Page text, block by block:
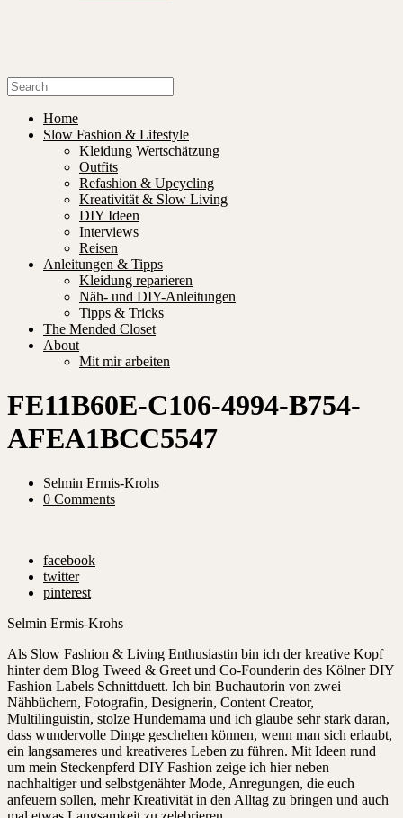
Home
Slow Fashion & Lifestyle
Kleidung Wertschätzung
Outfits
Refashion & Upcycling
Kreativität & Slow Living
DIY Ideen
Interviews
Reisen
Anleitungen & Tipps
Kleidung reparieren
Näh- und DIY-Anleitungen
Tipps & Tricks
The Mended Closet
About
Mit mir arbeiten
FE11B60E-C106-4994-B754-
AFEA1BCC5547
Selmin Ermis-Krohs
0 Comments
facebook
twitter
pinterest
Selmin Ermis-Krohs
Als Slow Fashion & Living Enthusiastin bin ich der kreative Kopf
hinter dem Blog Tweed & Greet und Co-Founderin des Kölner DIY
Fashion Labels Schnittduett. Ich bin Buchautorin von zwei
Nähbüchern, Fotografin, Designerin, Content Creator,
Multilinguistin, stolze Hundemama und ich glaube sehr stark daran,
dass wundervolle Dinge geschehen können, wenn man sich erlaubt,
ein langsameres und kreativeres Leben zu führen. Mit Ideen rund
um mein Steckenpferd DIY Fashion zeige ich hier neben
nachhaltiger und selbstgenähter Mode, Anregungen, die euch
anfeuern sollen, mehr Kreativität in den Alltag zu bringen und auch